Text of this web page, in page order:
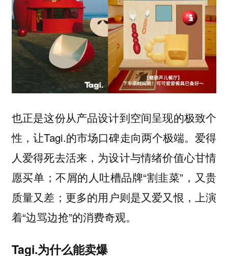
也正是这份从产品设计到空间呈现的极致个
性，让Tagi.的市场口碑走向两个极端。爱得
人爱得死去活来，为设计与情绪价值心甘情
愿买单；不屑的人吐槽品牌“割韭菜”，又贵
质量又差；更多的用户则是又爱又恨，上演
着“边骂边抢”的消费奇观。
Tagi.为什么能卖爆